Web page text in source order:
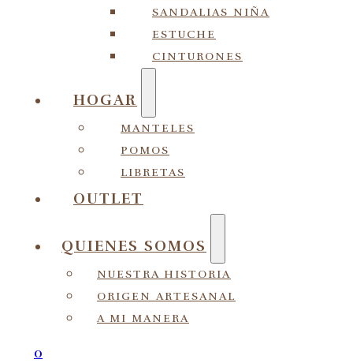
SANDALIAS NIÑA
ESTUCHE
CINTURONES
HOGAR
MANTELES
POMOS
LIBRETAS
OUTLET
QUIENES SOMOS
NUESTRA HISTORIA
ORIGEN ARTESANAL
A MI MANERA
0